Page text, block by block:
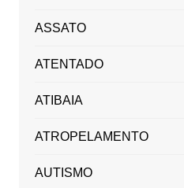
ASSATO
ATENTADO
ATIBAIA
ATROPELAMENTO
AUTISMO